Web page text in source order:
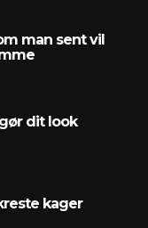
man sent vil
dit look
kager